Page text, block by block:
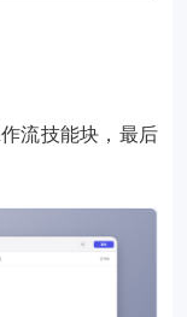
流技能块，最后